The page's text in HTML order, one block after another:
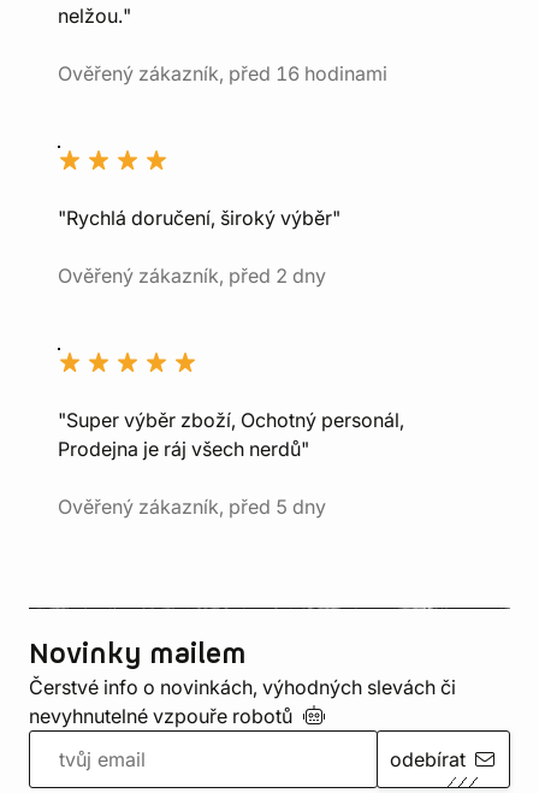
nelžou."
Ověřený zákazník, před 16 hodinami
"Rychlá doručení, široký výběr"
Ověřený zákazník, před 2 dny
"Super výběr zboží, Ochotný personál,
Prodejna je ráj všech nerdů"
Ověřený zákazník, před 5 dny
Novinky mailem
Čerstvé info o novinkách, výhodných slevách či
nevyhnutelné vzpouře robotů
odebírat